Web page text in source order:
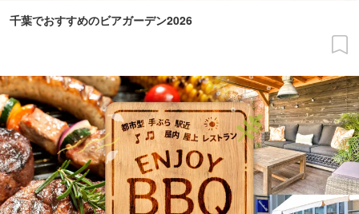
千葉でおすすめのビアガーデン2026